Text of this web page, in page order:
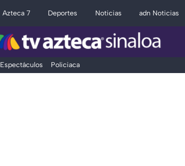
Azteca 7 Deportes Noticias adn Noticias
Espectáculos Policiaca